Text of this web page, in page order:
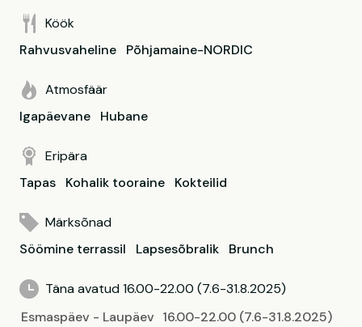
Köök
Rahvusvaheline
Põhjamaine-NORDIC
Atmosfäär
Igapäevane
Hubane
Eripära
Tapas
Kohalik tooraine Kokteilid
Märksõnad
Söömine terrassil
Lapsesõbralik Brunch
Täna avatud 16.00-22.00 (7.6-31.8.2025)
Esmaspäev - Laupäev 16.00-22.00 (7.6-31.8.2025)